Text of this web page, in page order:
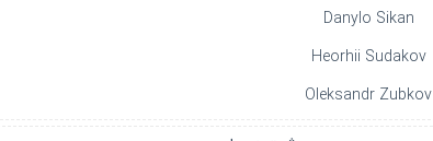
Danylo Sikan
Heorhii Sudakov
Oleksandr Zubkov